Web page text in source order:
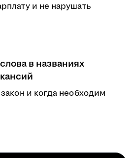
и не нарушать
в названиях
и когда необходим